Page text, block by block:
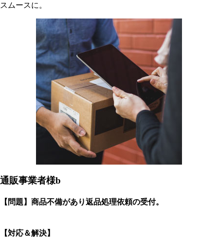
スムースに。
通販事業者様b
【問題】商品不備があり返品処理依頼の受付。
【対応＆解決】